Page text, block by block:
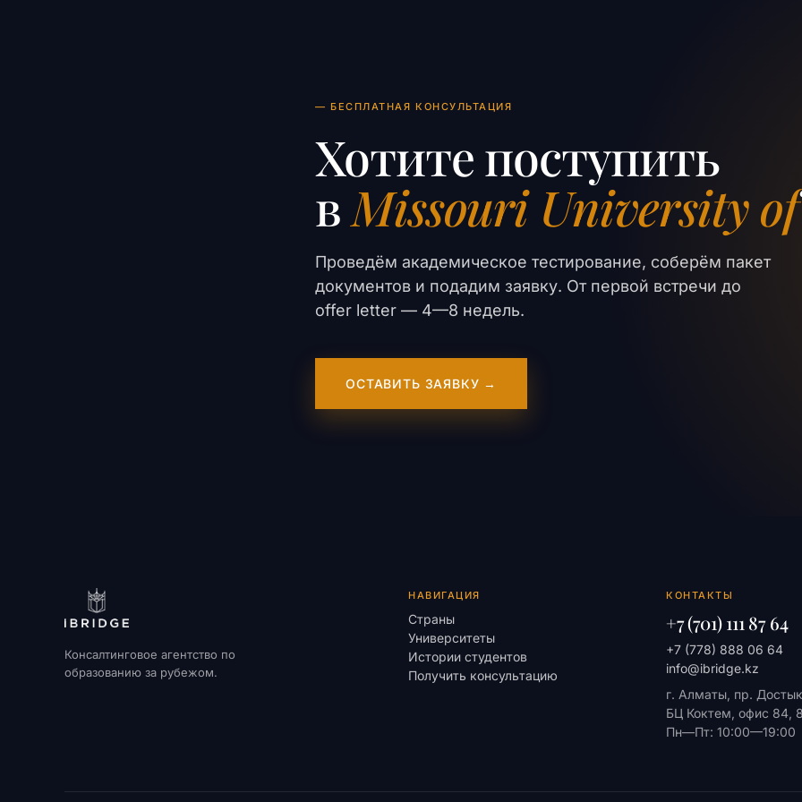
— БЕСПЛАТНАЯ КОНСУЛЬТАЦИЯ
Хотите поступить
в Missouri University of
Проведём академическое тестирование, соберём пакет
документов и подадим заявку. От первой встречи до
offer letter — 4—8 недель.
ОСТАВИТЬ ЗАЯВКУ →
Консалтинговое агентство по
образованию за рубежом.
НАВИГАЦИЯ
Страны
Университеты
Истории студентов
Получить консультацию
КОНТАКТЫ
+7 (701) 111 87 64
+7 (778) 888 06 64
info@ibridge.kz
г. Алматы, пр.
БЦ Коктем, офис 84,
Пн—Пт: 10:00—19:00